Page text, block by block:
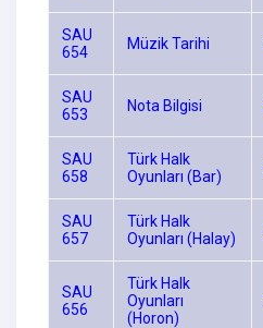
SAU
654
Müzik Tarihi
SAU
653
Nota Bilgisi
SAU
658
Türk Halk
Oyunları (Bar)
SAU
657
Türk Halk
Oyunları (Halay)
SAU
656
Türk Halk
Oyunları
(Horon)